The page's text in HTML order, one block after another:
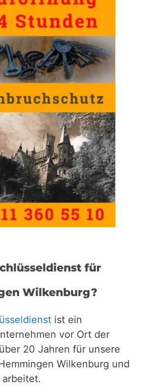
für
Wilkenburg?
ist ein
vor Ort der
20 Jahren für unsere
Wilkenburg und